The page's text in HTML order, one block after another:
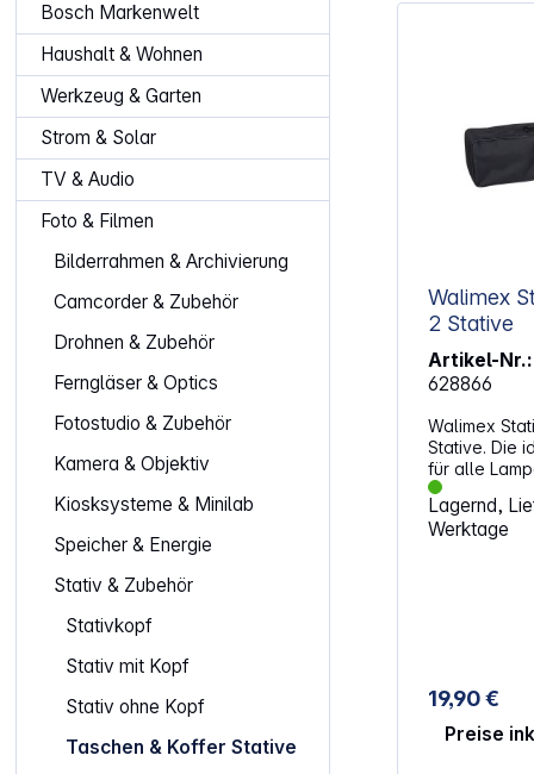
Bosch Markenwelt
Haushalt & Wohnen
Werkzeug & Garten
Strom & Solar
TV & Audio
Foto & Filmen
Bilderrahmen & Archivierung
Camcorder & Zubehör
Drohnen & Zubehör
Ferngläser & Optics
Fotostudio & Zubehör
Kamera & Objektiv
Kiosksysteme & Minilab
Speicher & Energie
Stativ & Zubehör
Stativkopf
Stativ mit Kopf
Stativ ohne Kopf
Taschen & Koffer Stative
Walimex
2 Stative
Artikel-Nr.:
628866
Walimex
Stative. Die
für alle
mit einer
Produktmerkmale:
Lagernd,
Werktage
19,90 €
Preise